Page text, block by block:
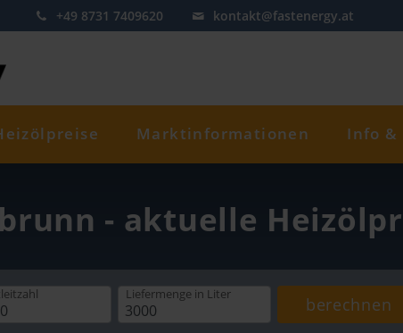
+49 8731 7409620 kontakt@fastenergy.at
Marktinformationen Info &
- aktuelle
Liefermenge in Liter berechnen